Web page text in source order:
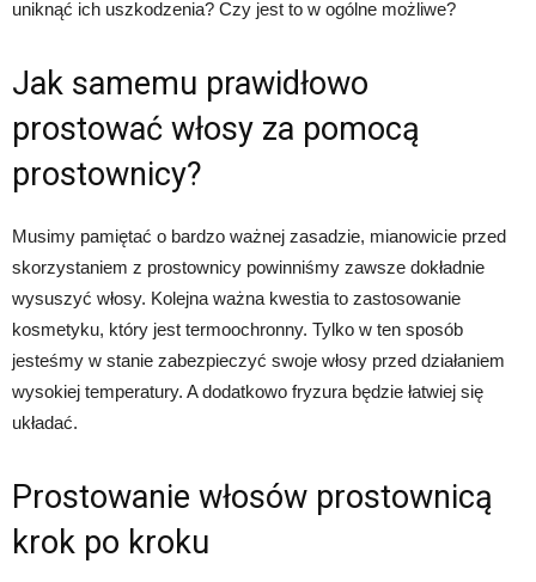
uniknąć ich uszkodzenia? Czy jest to w ogólne możliwe?
Jak samemu prawidłowo
prostować włosy za pomocą
prostownicy?
Musimy pamiętać o bardzo ważnej zasadzie, mianowicie przed
skorzystaniem z prostownicy powinniśmy zawsze dokładnie
wysuszyć włosy. Kolejna ważna kwestia to zastosowanie
kosmetyku, który jest termoochronny. Tylko w ten sposób
jesteśmy w stanie zabezpieczyć swoje włosy przed działaniem
wysokiej temperatury. A dodatkowo fryzura będzie łatwiej się
układać.
Prostowanie włosów prostownicą
krok po kroku